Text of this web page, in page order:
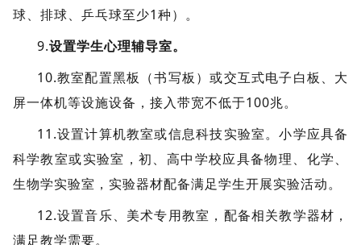
球、排球、乒乓球至少1种）。
9.设置学生心理辅导室。
10.教室配置黑板（书写板）或交互式电子白板、大
屏一体机等设施设备，接入带宽不低于100兆。
11.设置计算机教室或信息科技实验室。小学应具备
科学教室或实验室，初、高中学校应具备物理、化学、
生物学实验室，实验器材配备满足学生开展实验活动。
12.设置音乐、美术专用教室，配备相关教学器材，
满足教学需要。